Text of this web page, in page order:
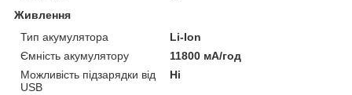
Живлення
Тип акумулятора
Li-Ion
Ємність акумулятору
11800 мА/год
Можливість підзарядки від
USB
Ні